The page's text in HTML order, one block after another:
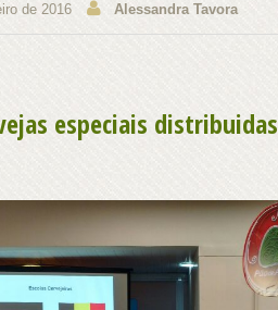
de 2016 Alessandra Tavora
especiais